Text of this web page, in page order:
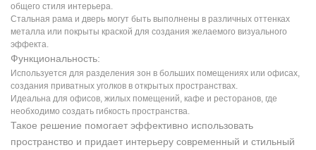
общего стиля интерьера.
Стальная рама и дверь могут быть выполнены в различных оттенках
металла или покрыты краской для создания желаемого визуального
эффекта.
Функциональность:
Используется для разделения зон в больших помещениях или офисах,
создания приватных уголков в открытых пространствах.
Идеальна для офисов, жилых помещений, кафе и ресторанов, где
необходимо создать гибкость пространства.
Такое решение помогает эффективно использовать
пространство и придает интерьеру современный и стильный